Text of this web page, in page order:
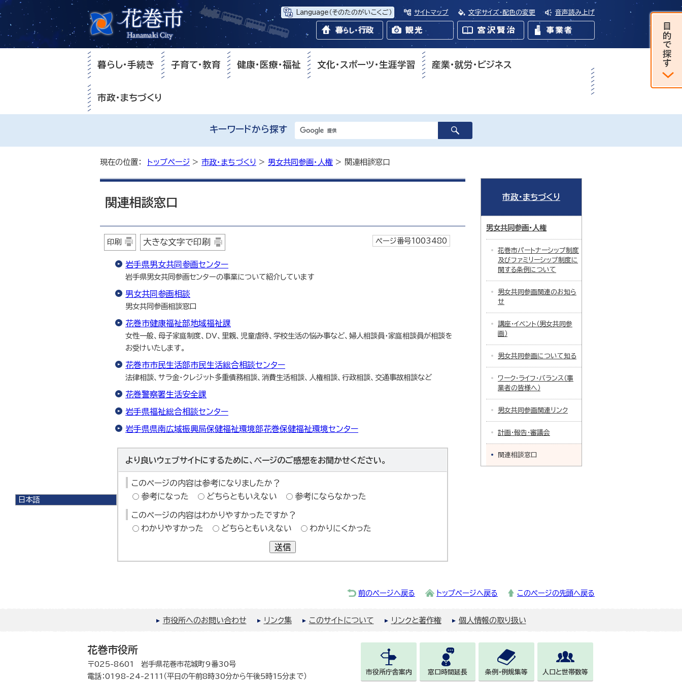
Language （そのたのがいこくご） サイトマップ 文字サイズ・配色の変更 音声読み上げ
日本語
暮らし・手続き 子育て・教育 健康・医療・福祉 文化・スポーツ・生涯学習 産業・就労・ビジネス
市政・まちづくり
キーワードから探す
現在の位置： トップページ > 市政・まちづくり > 男女共同参画・人権 > 関連相談窓口
関連相談窓口
印刷 大きな文字で印刷 ページ番号1003480
岩手県男女共同参画センター
岩手県男女共同参画センターの事業について紹介しています
男女共同参画相談
男女共同参画相談窓口
花巻市健康福祉部地域福祉課
女性一般、母子家庭制度、DV、里親、児童虐待、学校生活の悩み事など、婦人相談員・家庭相談員が相談を
お受けいたします。
花巻市市民生活部市民生活総合相談センター
法律相談、サラ金・クレジット多重債務相談、消費生活相談、人権相談、行政相談、交通事故相談など
花巻警察署生活安全課
岩手県福祉総合相談センター
岩手県県南広域振興局保健福祉環境部花巻保健福祉環境センター
より良いウェブサイトにするために、ページのご感想をお聞かせください。
このページの内容は参考になりましたか？
参考になった
どちらともいえない 参考にならなかった
このページの内容はわかりやすかったですか？
わかりやすかった
どちらともいえない わかりにくかった
送信
市政・まちづくり
男女共同参画・人権
花巻市パートナーシップ制度
及びファミリーシップ制度に
関する条例について
男女共同参画関連のお知ら
せ
講座・イベント（男女共同参
画）
男女共同参画について知る
ワーク・ライフ・バランス（事
業者の皆様へ）
男女共同参画関連リンク
計画・報告・審議会
関連相談窓口
前のページへ戻る トップページへ戻る このページの先頭へ戻る
市役所へのお問い合わせ リンク集 このサイトについて リンクと著作権 個人情報の取り扱い
花巻市役所
〒025-8601 岩手県花巻市花城町9番30号
電話：0198-24-2111（平日の午前8時30分から午後5時15分まで）
市役所庁舎案内 窓口時間延長 条例・例規集等 人口と世帯数等